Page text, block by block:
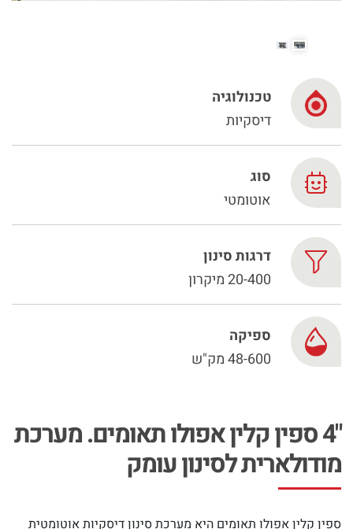
Israel
בהתבסס על מיקומך, אנו ממליצים על האתר המקומי הבא:
- English
טכנולוגיה
דיסקיות
סוג
אוטומטי
דרגות סינון
20-400 מיקרון
ספיקה
48-600 מק"ש
"4 ספין קלין אפולו תאומים. מערכת
מודולארית לסינון עומק
ספין קלין אפולו תאומים היא מערכת סינון דיסקיות אוטומטית